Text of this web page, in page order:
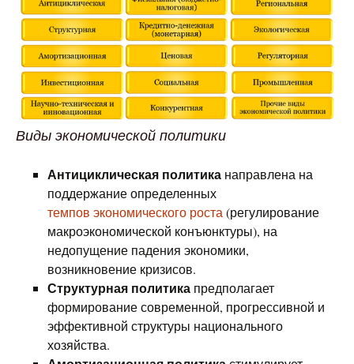
Виды экономической политики
Антициклическая политика направлена на
поддержание определенных
темпов экономического роста (регулирование
макроэкономической конъюнктуры), на
недопущение падения экономики,
возникновение кризисов.
Структурная политика предполагает
формирование современной, прогрессивной и
эффективной структуры национального
хозяйства.